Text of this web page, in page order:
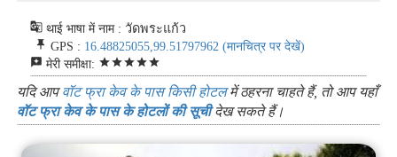
g_translate थाई भाषा में नाम : วัดพระแก้ว
push_pin GPS : 16.48825055,99.51797962 (मानचित्र पर देखें)
reviews मेरी समीक्षा: starstarstarstarstar
यदि आपवॉट फ्रा केव के पास किसी होटलमें ठहरना चाहते हैं, तो आप यहाँ
वॉट फ्रा केव के पास के होटलों की सूचीदेख सकते हैं।